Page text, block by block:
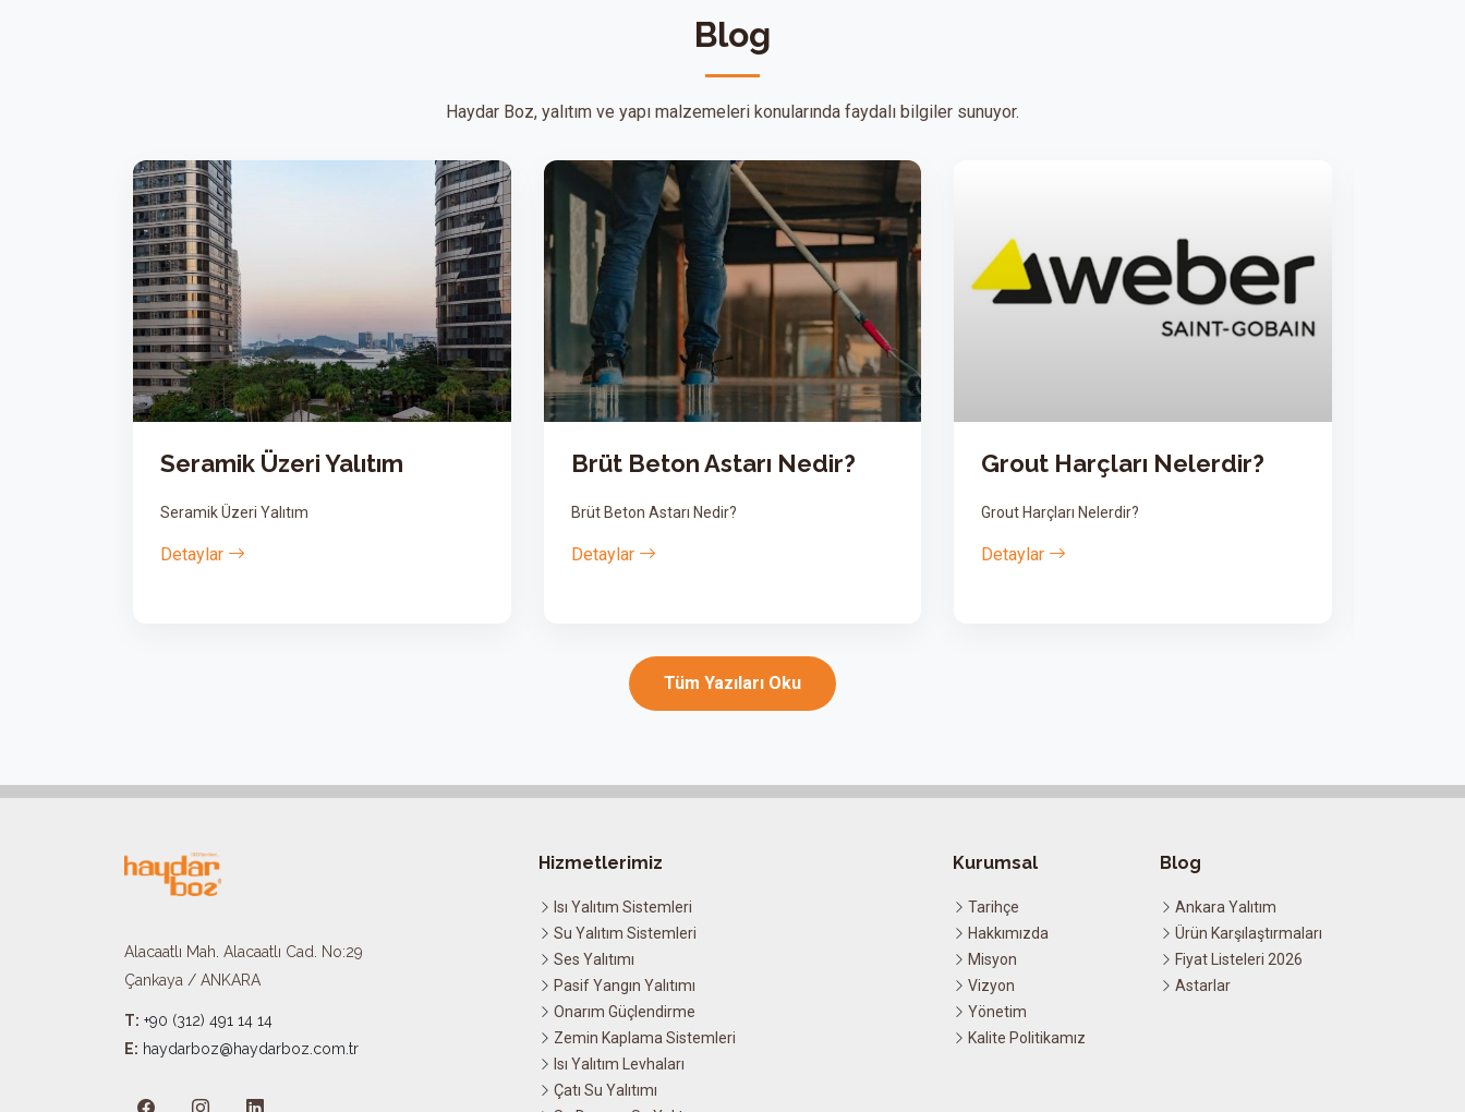
Blog
Haydar Boz, yalıtım ve yapı malzemeleri konularında faydalı bilgiler sunuyor.
Brüt Beton Astarı Nedir?
Brüt Beton Astarı Nedir?
Detaylar
Grout Harçları Nelerdir?
Grout Harçları Nelerdir?
Detaylar
Tamir Harçları
Tamir Harçları
Detaylar
Tüm Yazıları Oku
Alacaatlı Mah. Alacaatlı Cad. No:29
Çankaya / ANKARA
T: +90 (312) 491 14 14
E: haydarboz@haydarboz.com.tr​
Hizmetlerimiz
Isı Yalıtım Sistemleri
Su Yalıtım Sistemleri
Ses Yalıtımı
Pasif Yangın Yalıtımı
Onarım Güçlendirme
Zemin Kaplama Sistemleri
Isı Yalıtım Levhaları
Çatı Su Yalıtımı
Kurumsal
Tarihçe
Hakkımızda
Misyon
Vizyon
Yönetim
Kalite Politikamız
Blog
Ankara Yalıtım
Ürün Karşılaştırmaları
Fiyat Listeleri 2026
Astarlar